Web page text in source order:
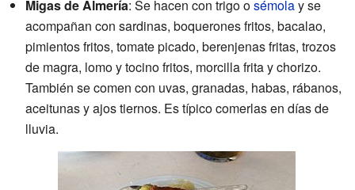
Migas de Almería: Se hacen con trigo osémolay se
acompañan con sardinas, boquerones fritos, bacalao,
pimientos fritos, tomate picado, berenjenas fritas, trozos
de magra, lomo y tocino fritos, morcilla frita y chorizo.
También se comen con uvas, granadas, habas, rábanos,
aceitunas y ajos tiernos. Es típico comerlas en días de
lluvia.